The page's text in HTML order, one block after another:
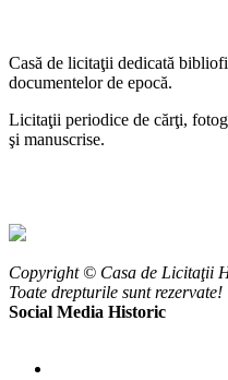
Casă de licitaţii dedicată
documentelor de epocă.
Licitaţii periodice de cărţi,
şi manuscrise.
Copyright © Casa de Licitaţii
Toate drepturile sunt rezervate!
Social Media Historic